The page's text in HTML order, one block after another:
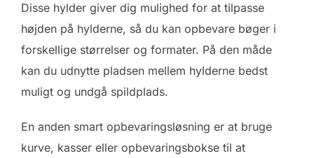
Disse hylder giver dig mulighed for at tilpasse
højden på hylderne, så du kan opbevare bøger i
forskellige størrelser og formater. På den måde
kan du udnytte pladsen mellem hylderne bedst
muligt og undgå spildplads.
En anden smart opbevaringsløsning er at bruge
kurve, kasser eller opbevaringsbokse til at